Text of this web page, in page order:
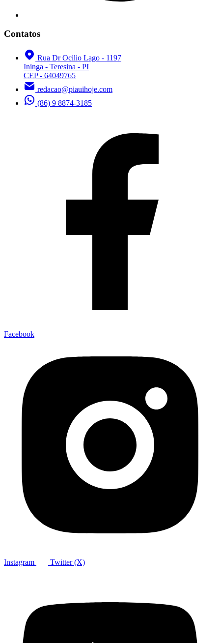
Contatos
Rua Dr Ocilio Lago - 1197
Ininga - Teresina - PI
CEP - 64049765
redacao@piauihoje.com
(86) 9 8874-3185
Facebook
Instagram Twitter (X)